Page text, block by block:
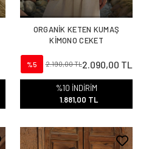
ORGANİK KETEN KUMAŞ
KİMONO CEKET
%5 2.190,00 TL2.090,00 TL
%10 İNDİRİM
1.881,00 TL